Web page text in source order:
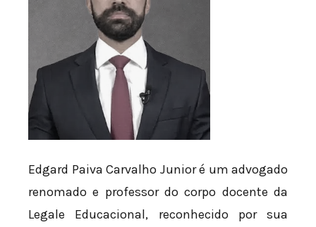
Edgard Paiva Carvalho Junior é um advogado
renomado e professor do corpo docente da
Legale Educacional, reconhecido por sua